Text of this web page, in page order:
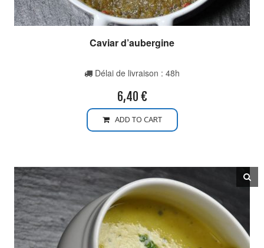
Caviar d’aubergine
Délai de livraison : 48h
6,40 €
ADD TO CART